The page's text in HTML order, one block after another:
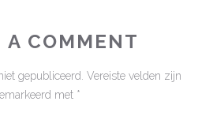
A COMMENT
gepubliceerd. Vereiste velden zijn
met *